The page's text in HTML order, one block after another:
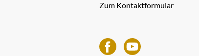
Zum Kontaktformular